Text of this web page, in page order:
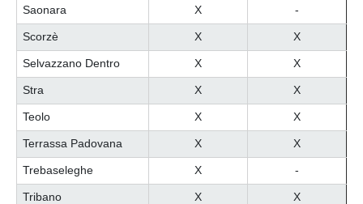
Saonara X -
Scorzè X X
Selvazzano Dentro X X
Stra X X
Teolo X X
Terrassa Padovana X X
Trebaseleghe X -
Tribano X X